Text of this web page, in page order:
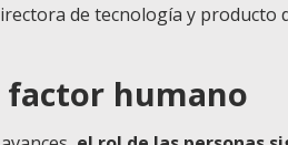
de tecnología y producto
humano